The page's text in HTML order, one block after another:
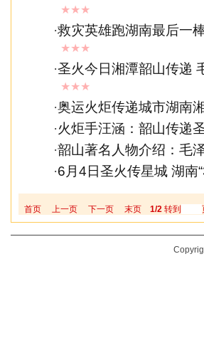
★★★
·救灾英雄跑湖南最后一
★★★
·圣火今日湘潭韶山传递
★★★
·奥运火炬传递城市湖南
·火炬手汪涵：韶山传递
·韶山著名人物介绍：毛
·6月4日圣火传星城 湖南
首页 上一页 下一页 末页 1/2转到